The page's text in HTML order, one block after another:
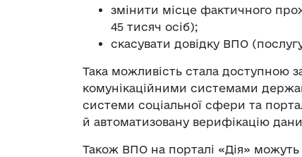
змінити місце фактичного
45 тисяч осіб);
скасувати довідку ВПО
Така можливість стала доступною
комунікаційними системами
системи соціальної сфери та
й автоматизовану верифікацію
Також ВПО на порталі «Дія»‎‎ можуть